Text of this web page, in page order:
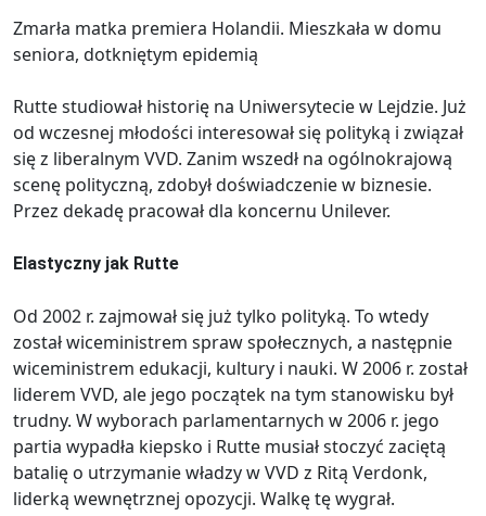
Zmarła matka premiera Holandii. Mieszkała w domu
seniora, dotkniętym epidemią
Rutte studiował historię na Uniwersytecie w Lejdzie. Już
od wczesnej młodości interesował się polityką i związał
się z liberalnym VVD. Zanim wszedł na ogólnokrajową
scenę polityczną, zdobył doświadczenie w biznesie.
Przez dekadę pracował dla koncernu Unilever.
Elastyczny jak Rutte
Od 2002 r. zajmował się już tylko polityką. To wtedy
został wiceministrem spraw społecznych, a następnie
wiceministrem edukacji, kultury i nauki. W 2006 r. został
liderem VVD, ale jego początek na tym stanowisku był
trudny. W wyborach parlamentarnych w 2006 r. jego
partia wypadła kiepsko i Rutte musiał stoczyć zaciętą
batalię o utrzymanie władzy w VVD z Ritą Verdonk,
liderką wewnętrznej opozycji. Walkę tę wygrał.